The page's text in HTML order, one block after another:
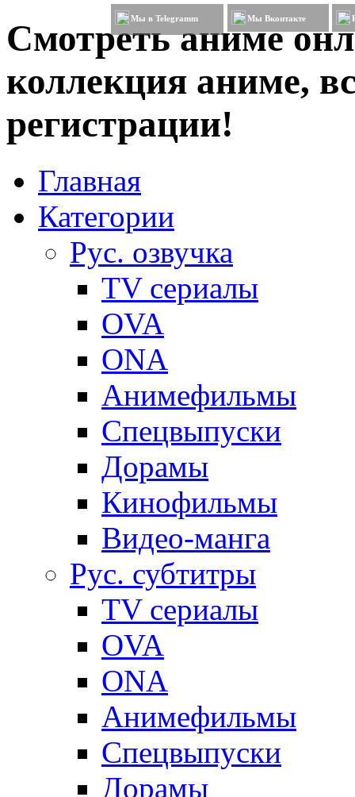
Смотреть аниме
коллекция аниме,
регистрации!
Мы в Telegramm Мы Вконтакте
Главная
Категории
Рус. озвучка
TV сериалы
OVA
ONA
Анимефильмы
Спецвыпуски
Дорамы
Кинофильмы
Видео-манга
Рус. субтитры
TV сериалы
OVA
ONA
Анимефильмы
Спецвыпуски
Дорамы